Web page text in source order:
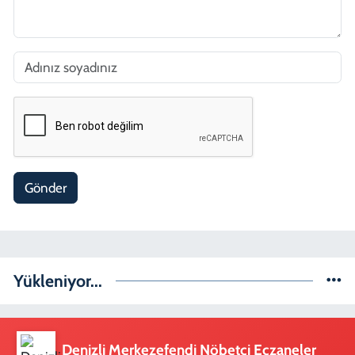
Gönder
Yükleniyor...
Denizli Merkezefendi Nöbetçi Eczaneler